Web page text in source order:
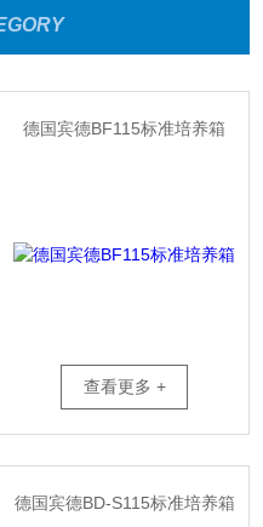
德国宾德BF115标准培养箱
查看更多 +
德国宾德BD-S115标准培养箱